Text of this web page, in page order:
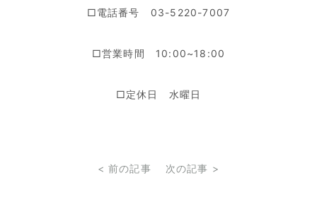
□電話番号 03-5220-7007
□営業時間 10:00~18:00
□定休日 水曜日
< 前の記事 次の記事 >